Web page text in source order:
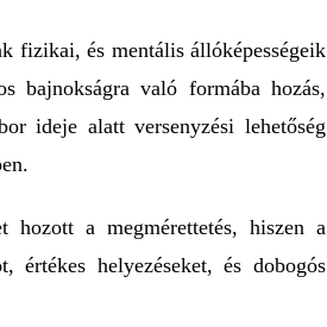
fizikai, és mentális állóképességeik
bajnokságra való formába hozás,
ideje alatt versenyzési lehetőség
hozott a megmérettetés, hiszen a
értékes helyezéseket, és dobogós